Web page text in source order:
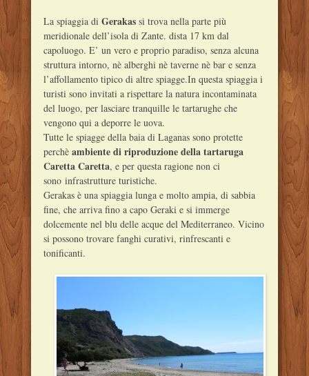
La spiaggia di Gerakassi trova nella parte più
meridionale dell’isola di Zante. dista 17 km dal
capoluogo. E’ un vero e proprio paradiso, senza alcuna
struttura intorno, nè alberghi nè taverne nè bar e senza
l’affollamento tipico di altre spiagge.In questa spiaggia i
turisti sono invitati a rispettare la natura incontaminata
del luogo, per lasciare tranquille le tartarughe che
vengono qui a deporre le uova.
Tutte le spiagge della baia di Laganas sono protette
perchè ambiente di riproduzione della tartaruga
Caretta Caretta, e per questa ragione non ci
sono infrastrutture turistiche.
Gerakas è una spiaggia lunga e molto ampia, di sabbia
fine, che arriva fino a capo Geraki e si immerge
dolcemente nel blu delle acque del Mediterraneo. Vicino
si possono trovare fanghi curativi, rinfrescanti e
tonificanti.